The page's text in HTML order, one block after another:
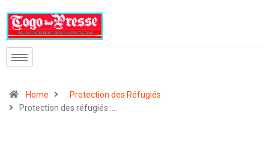
Home
Protection des Réfugiés
Protection des réfugiés :…